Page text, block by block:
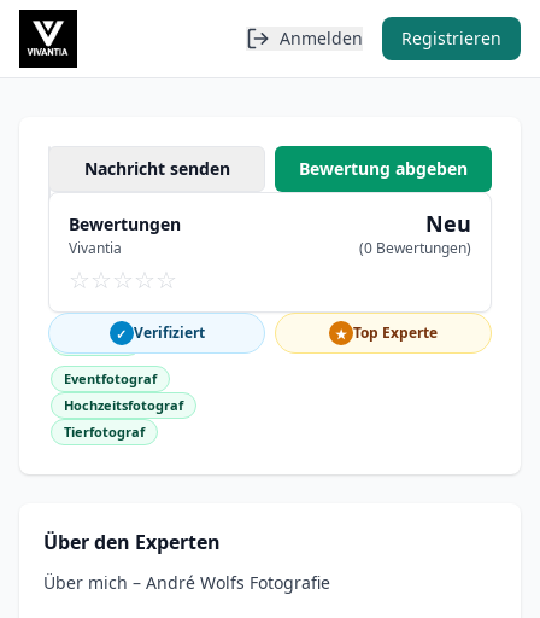
Anmelden Registrieren
André Wolfs Fotografie
Ansprechpartner:
41069
Mönchengladbach
Fotograf
Eventfotograf
Hochzeitsfotograf
Tierfotograf
Nachricht senden Bewertung abgeben
Bewertungen
Vivantia
Neu
(0 Bewertungen)
☆☆☆☆☆
✓ Verifiziert ★ Top Experte
Über den Experten
Über mich – André Wolfs Fotografie